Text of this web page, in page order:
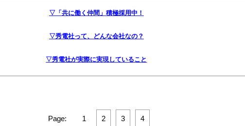
▽「共に働く仲間」積極採用中！
▽秀電社って、どんな会社なの？
▽秀電社が実際に実現していること
Page: 1 2 3 4